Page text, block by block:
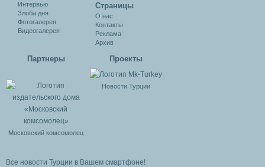
Интервью
Злоба дня
Фотогалерея
Видеогалерея
Cтраницы
О нас
Контакты
Реклама
Архив
Партнеры
Московский комсомолец
Проекты
Новости Турции
Все новости Турции в Вашем смартфоне!